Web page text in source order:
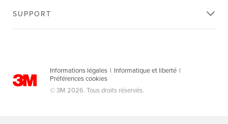
SUPPORT
Informations légales | Informatique et liberté |
Préférences cookies
© 3M 2026. Tous droits réservés.